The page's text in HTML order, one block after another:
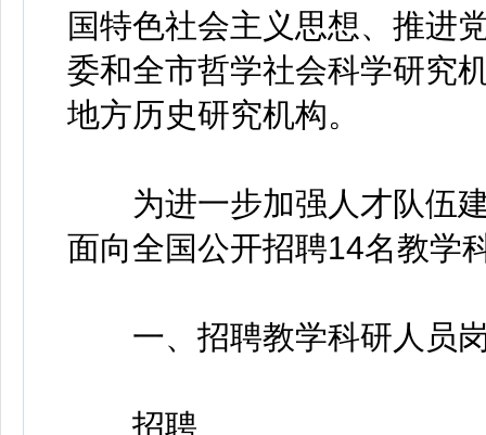
国特色社会主义思想、推进
委和全市哲学社会科学研究
地方历史研究机构。
为进一步加强人才队伍建
面向全国公开招聘14名教学
一、招聘教学科研人员
招聘